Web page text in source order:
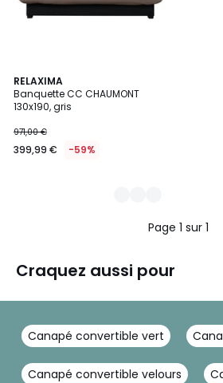
RELAXIMA
Banquette CC CHAUMONT
130x190, gris
971,00 €
399,99 € -59%
3
Couleurs
Page 1 sur 1
Craquez aussi pour
Canapé convertible vert
Canapé convertible velours